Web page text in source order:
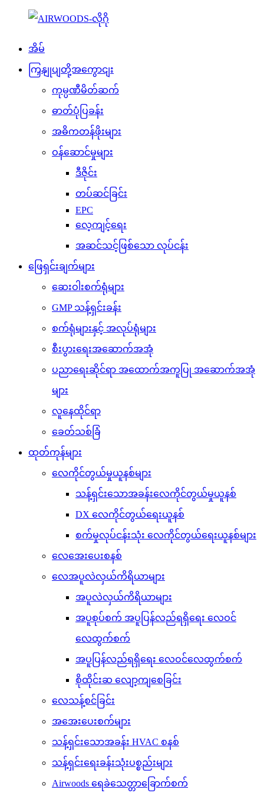
အိမ်
ကြှနျုပျတို့အကွောငျး
ကုမ္ပဏီမိတ်ဆက်
ဓာတ်ပုံပြခန်း
အဓိကတန်ဖိုးများ
ဝန်ဆောင်မှုများ
ဒီဇိုင်း
တပ်ဆင်ခြင်း
EPC
လေ့ကျင့်ရေး
အဆင်သင့်ဖြစ်သော လုပ်ငန်း
ဖြေရှင်းချက်များ
ဆေးဝါးစက်ရုံများ
GMP သန့်ရှင်းခန်း
စက်ရုံများနှင့် အလုပ်ရုံများ
စီးပွားရေးအဆောက်အအုံ
ပညာရေးဆိုင်ရာ အထောက်အကူပြု အဆောက်အအုံ
များ
လူနေထိုင်ရာ
ခေတ်သစ်ခြံ
ထုတ်ကုန်များ
လေကိုင်တွယ်မှုယူနစ်များ
သန့်ရှင်းသောအခန်းလေကိုင်တွယ်မှုယူနစ်
DX လေကိုင်တွယ်ရေးယူနစ်
စက်မှုလုပ်ငန်းသုံး လေကိုင်တွယ်ရေးယူနစ်များ
လေအေးပေးစနစ်
လေအပူလဲလှယ်ကိရိယာများ
အပူလဲလှယ်ကိရိယာများ
အပူစုပ်စက် အပူပြန်လည်ရရှိရေး လေဝင်
လေထွက်စက်
အပူပြန်လည်ရရှိရေး လေဝင်လေထွက်စက်
စိုထိုင်းဆ လျော့ကျစေခြင်း
လေသန့်စင်ခြင်း
အအေးပေးစက်များ
သန့်ရှင်းသောအခန်း HVAC စနစ်
သန့်ရှင်းရေးခန်းသုံးပစ္စည်းများ
Airwoods ရေခဲသေတ္တာခြောက်စက်